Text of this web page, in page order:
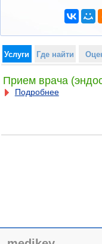
Услуги Где найти
Прием врача
Подробнее